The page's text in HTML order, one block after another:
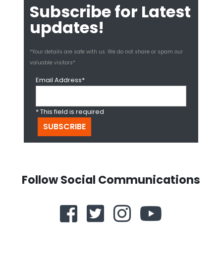
Subscribe for Latest
updates!
*Your details are safe with us. We do not share or spam our
valuable visitors*
Email Address*
* This field is required
Follow Social Communications